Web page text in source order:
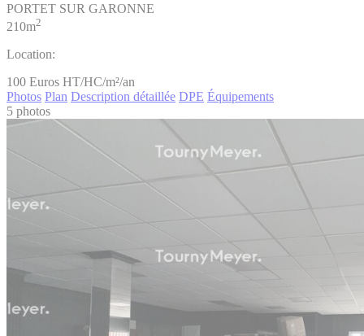
PORTET SUR GARONNE
210m2
Location:
100 Euros HT/HC/m²/an
Photos Plan Description détaillée DPE Équipements
5 photos